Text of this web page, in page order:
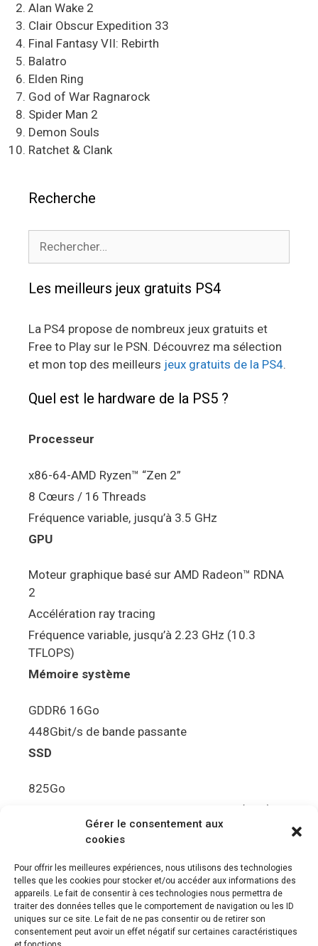
Gérer le consentement aux
cookies
Pour offrir les meilleures expériences, nous utilisons des technologies
telles que les cookies pour stocker et/ou accéder aux informations des
appareils. Le fait de consentir à ces technologies nous permettra de
traiter des données telles que le comportement de navigation ou les ID
uniques sur ce site. Le fait de ne pas consentir ou de retirer son
consentement peut avoir un effet négatif sur certaines caractéristiques
Alan Wake 2
Clair Obscur Expedition 33
Final Fantasy VII: Rebirth
Balatro
Elden Ring
God of War Ragnarock
Spider Man 2
Demon Souls
Ratchet & Clank
Recherche
Les meilleurs jeux gratuits PS4
La PS4 propose de nombreux jeux gratuits et
Free to Play sur le PSN. Découvrez ma sélection
et mon top des meilleurs jeux gratuits de la PS4.
Quel est le hardware de la PS5 ?
Processeur
x86-64-AMD Ryzen™ “Zen 2”
8 Cœurs / 16 Threads
Fréquence variable, jusqu’à 3.5 GHz
GPU
Moteur graphique basé sur AMD Radeon™ RDNA
2
Accélération ray tracing
Fréquence variable, jusqu’à 2.23 GHz (10.3
TFLOPS)
Mémoire système
GDDR6 16Go
448Gbit/s de bande passante
SSD
825Go
5.5Gbit/s de bande passante en lecture (Brut)
Disque de jeu PS5
Ultra HD Blu-ray™, jusqu’à 100Go/disque
Sortie vidéo
Compatibilité avec les téléviseurs 4K 120Hz et
8K, VRR (spécification HDMI v. 2.1)